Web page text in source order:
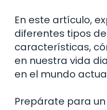
En este artículo,
diferentes tipos
características,
en nuestra vida
en el mundo
Prepárate para